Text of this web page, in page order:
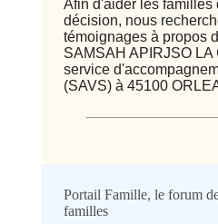
Afin d'aider les familles
décision, nous
témoignages à propos
SAMSAH APIRJSO
service
(SAVS) à 45100
Avis
Portail Famille, le forum
familles